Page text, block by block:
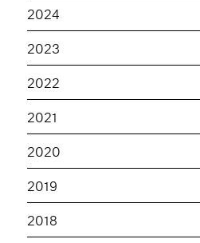
2024
2023
2022
2021
2020
2019
2018